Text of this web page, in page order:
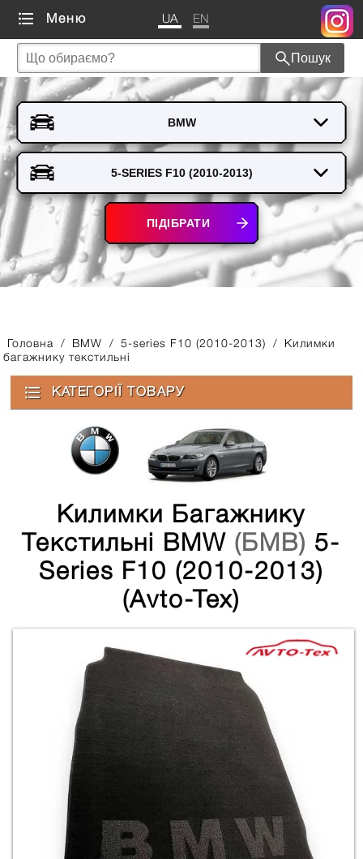
Меню UA EN
Пошук
ПІДІБРАТИ
Головна / BMW / 5-series F10 (2010-2013) / Килимки
багажнику текстильні
КАТЕГОРІЇ ТОВАРУ
Килимки Багажнику
Текстильні BMW (БМВ) 5-
Series F10 (2010-2013)
(Avto-Tex)